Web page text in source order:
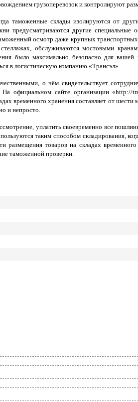
грузоперевозок и контролируют
таможенные склады изолируются от
предусматриваются другие
осмотр даже крупных
обслуживаются мостовыми
было максимально безопасно для вашей
в логистическую компанию «Трансэл».
о чём свидетельствует
официальном сайте организации
временного хранения составляет от
и непросто.
уплатить своевременно все
таким способом складирования,
товаров на складах
таможенной проверки.